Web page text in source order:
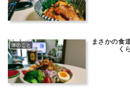
体のこと
まさかの食
く